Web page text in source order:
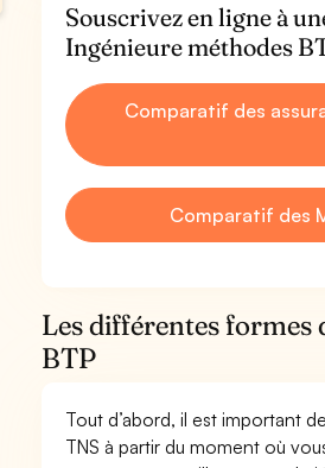
Souscrivez en ligne à
Ingénieure méthodes
Comparatif des
Comparatif des
Les différentes formes
BTP
Tout d’abord, il est important
TNS à partir du moment où